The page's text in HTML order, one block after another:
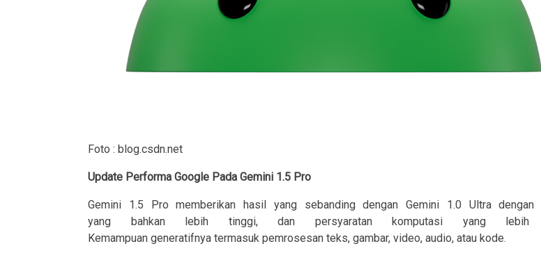
Foto : blog.csdn.net
Update Performa Google Pada Gemini 1.5 Pro
Gemini 1.5 Pro memberikan hasil yang sebanding dengan Gemini 1.0 Ultra dengan
yang bahkan lebih tinggi, dan persyaratan komputasi yang lebih
Kemampuan generatifnya termasuk pemrosesan teks, gambar, video, audio, atau kode.